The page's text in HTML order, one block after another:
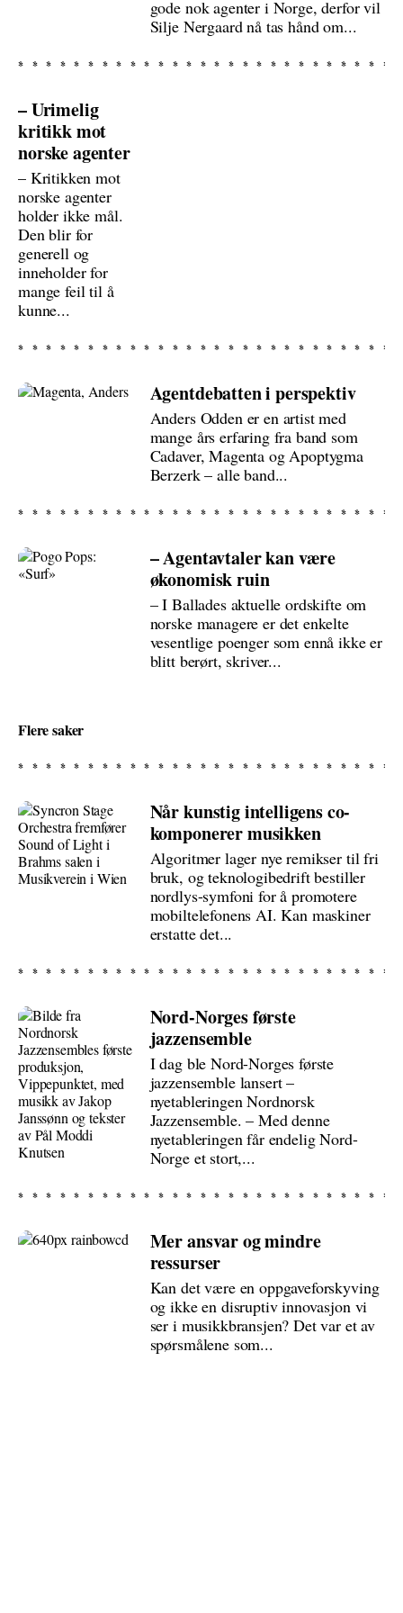
gode nok agenter i Norge, derfor vil
Silje Nergaard nå tas hånd om...
– Urimelig
kritikk mot
norske agenter
– Kritikken mot
norske agenter
holder ikke mål.
Den blir for
generell og
inneholder for
mange feil til å
kunne...
Agentdebatten i perspektiv
Anders Odden er en artist med
mange års erfaring fra band som
Cadaver, Magenta og Apoptygma
Berzerk – alle band...
– Agentavtaler kan være
økonomisk ruin
– I Ballades aktuelle ordskifte om
norske managere er det enkelte
vesentlige poenger som ennå ikke er
blitt berørt, skriver...
Flere saker
Når kunstig intelligens co-
komponerer musikken
Algoritmer lager nye remikser til fri
bruk, og teknologibedrift bestiller
nordlys-symfoni for å promotere
mobiltelefonens AI. Kan maskiner
erstatte det...
Nord-Norges første
jazzensemble
I dag ble Nord-Norges første
jazzensemble lansert –
nyetableringen Nordnorsk
Jazzensemble. – Med denne
nyetableringen får endelig Nord-
Norge et stort,...
Mer ansvar og mindre
ressurser
Kan det være en oppgaveforskyving
og ikke en disruptiv innovasjon vi
ser i musikkbransjen? Det var et av
spørsmålene som...